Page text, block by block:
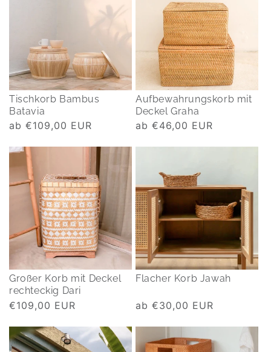
Tischkorb Bambus
Batavia
Normaler
ab €109,00 EUR
Aufbewahrungskorb mit
Deckel Graha
Normaler
ab €46,00 EUR
Großer Korb mit Deckel
rechteckig Dari
Normaler
€109,00 EUR
Flacher Korb Jawah
Normaler
ab €30,00 EUR